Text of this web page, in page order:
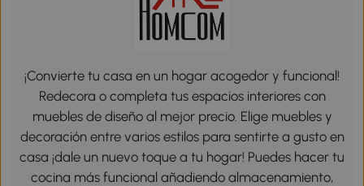
¡Convierte tu casa en un hogar acogedor y funcional!
Redecora o completa tus espacios interiores con
muebles de diseño al mejor precio. Elige muebles y
decoración entre varios estilos para sentirte a gusto en
casa ¡dale un nuevo toque a tu hogar! Puedes hacer tu
cocina más funcional añadiendo almacenamiento,